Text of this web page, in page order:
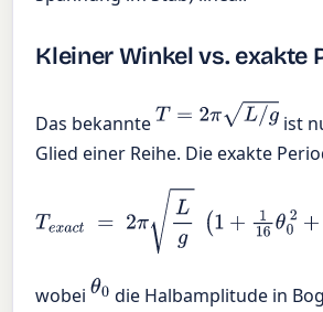
Kleiner Winkel vs. exakte
Das bekannteT= 2π L/g
ist
Glied einer Reihe. Die exakte
+1 16
… )
wobeiθ0 die Halbamplitude in